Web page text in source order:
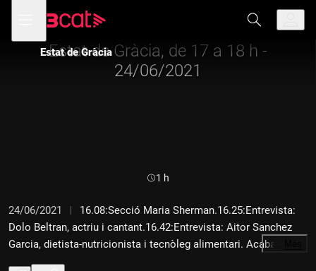
navegació
principal
menú
de
Estat de Gràcia
Estat de Gràcia, de 17 a 18 h -
24/06/2021
Durada:
1 h
24/06/2021
16.08:Secció Maria Sherman.16.25:Entrevista:
Dolo Beltran, actriu i cantant.16.42:Entrevista: Aitor Sanchez
Garcia, dietista-nutricionista i tecnòleg alimentari. Acaba de
publicar "Tu dieta puede salvar el planeta". 17.08:POLÍTICA I
…